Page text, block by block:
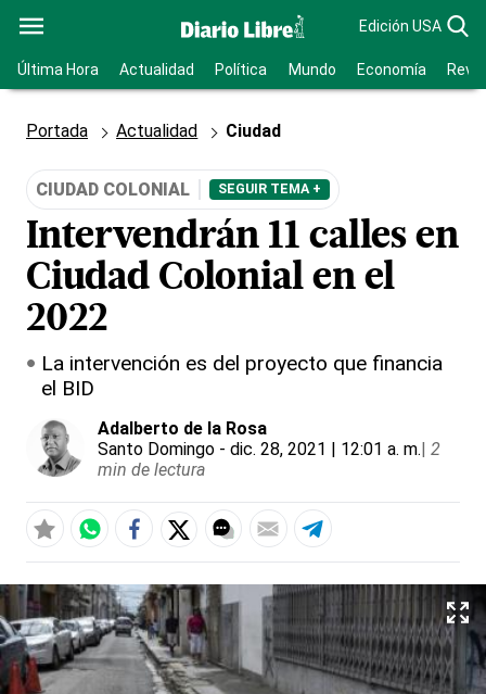
Edición USA
Última Hora Actualidad Política Mundo Economía
Portada Actualidad Ciudad
CIUDAD COLONIAL SEGUIR TEMA +
Intervendrán 11 calles en
Ciudad Colonial en el
2022
La intervención es del proyecto que financia
el BID
Adalberto de la Rosa
Santo Domingo - dic. 28, 2021 | 12:01 a. m.| 2
min de lectura